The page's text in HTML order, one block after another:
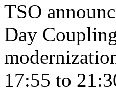
TSO
Day
17:55 to